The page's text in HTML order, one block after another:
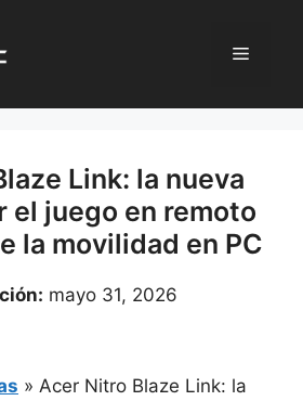
Menú
Link: la nueva
el juego en remoto
la movilidad en PC
mayo 31, 2026
» Acer Nitro Blaze Link: la